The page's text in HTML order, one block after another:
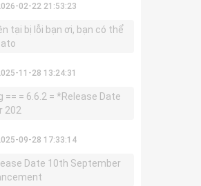
02-22 21:53:23
tại bị lỗi bạn ơi, bạn có thể
11-28 13:24:31
== = 6.6.2 = *Release Date
202
09-28 17:33:14
Date 10th September